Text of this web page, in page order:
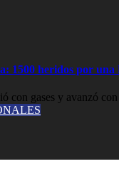
1500 heridos por
con gases y avanzó